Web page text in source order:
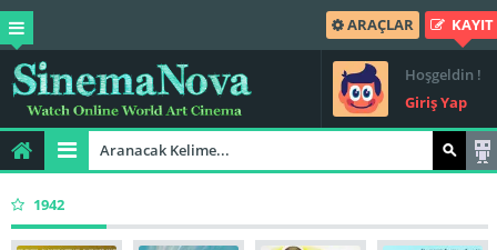
ARAÇLAR KAYIT
Hoşgeldin !
Giriş Yap
1942